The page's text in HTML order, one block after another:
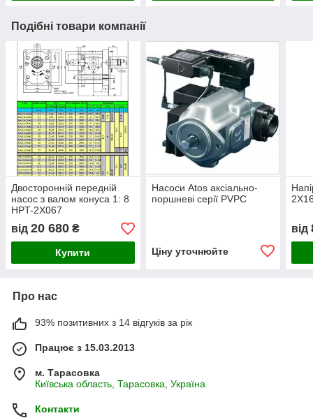
Подібні товари компанії
Двосторонній передній
насос з валом конуса 1: 8
HPT-2X067
від 20 680 ₴
Купити
Насоси Atos аксіально-
поршневі серії PVPC
Ціну уточнюйте
від
Про нас
93% позитивних з 14 відгуків за рік
Працює з 15.03.2013
м. Тарасовка
Київська область, Тарасовка, Україна
Контакти